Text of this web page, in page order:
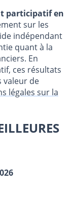
participatif en
sur les
indépendant
quant à la
En
ces résultats
valeur de
légales sur la